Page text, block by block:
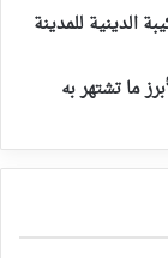
الدينية للمدينة
ما تشتهر به